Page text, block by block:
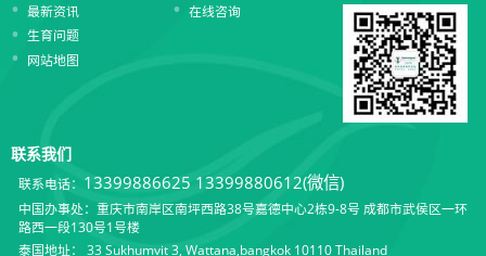
最新资讯
生育问题
网站地图
在线咨询
联系我们
联系电话： 13399886625 13399880612(微信)
中国办事处：重庆市南岸区南坪西路38号嘉德中心2栋9-8号 成都市武侯区一环
路西一段130号1号楼
泰国地址： 33 Sukhumvit 3, Wattana,bangkok 10110 Thailand